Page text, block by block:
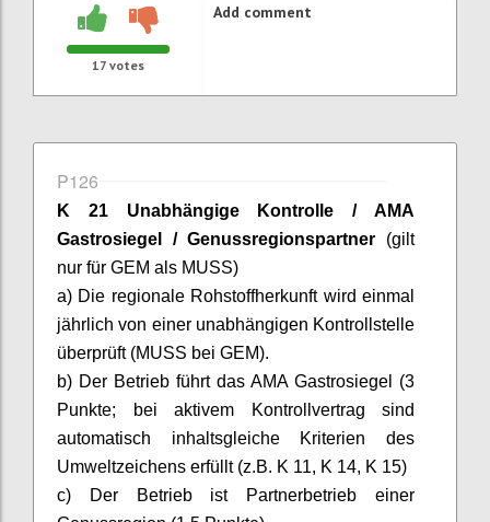
17 votes
Add comment
P126
K 21 Unabhängige Kontrolle / AMA
Gastrosiegel
/ Genussregionspartner (gilt
nur für GEM als MUSS)
a) Die regionale Rohstoffherkunft wird einmal
jährlich von einer unabhängigen Kontrollstelle
überprüft (MUSS bei GEM).
b) Der Betrieb führt das AMA Gastrosiegel
(3
Punkte; bei aktivem Kontrollvertrag sind
automatisch inhaltsgleiche Kriterien des
Umweltzeichens erfüllt (z.B. K 11, K 14, K 15)
c) Der Betrieb ist Partnerbetrieb einer